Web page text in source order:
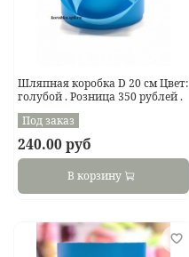
Шляпная коробка D 20 см Цвет:
голубой . Розница 350 рублей .
Под заказ
240.00 руб
В корзину